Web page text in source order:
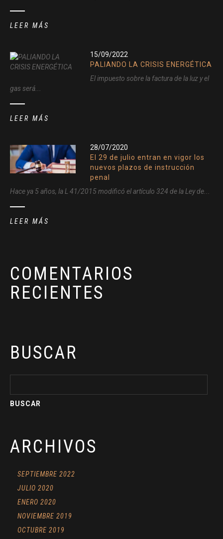
LEER MÁS
15/09/2022
PALIANDO LA CRISIS ENERGÉTICA
El impuesto sobre la factura de la luz y el
gas será...
LEER MÁS
28/07/2020
El 29 de julio entran en vigor los
nuevos plazos de instrucción
penal
Hace ya 5 años, la L 41/2015 modificó el artículo 324 de la Ley de...
LEER MÁS
COMENTARIOS
RECIENTES
BUSCAR
ARCHIVOS
SEPTIEMBRE 2022
JULIO 2020
ENERO 2020
NOVIEMBRE 2019
OCTUBRE 2019